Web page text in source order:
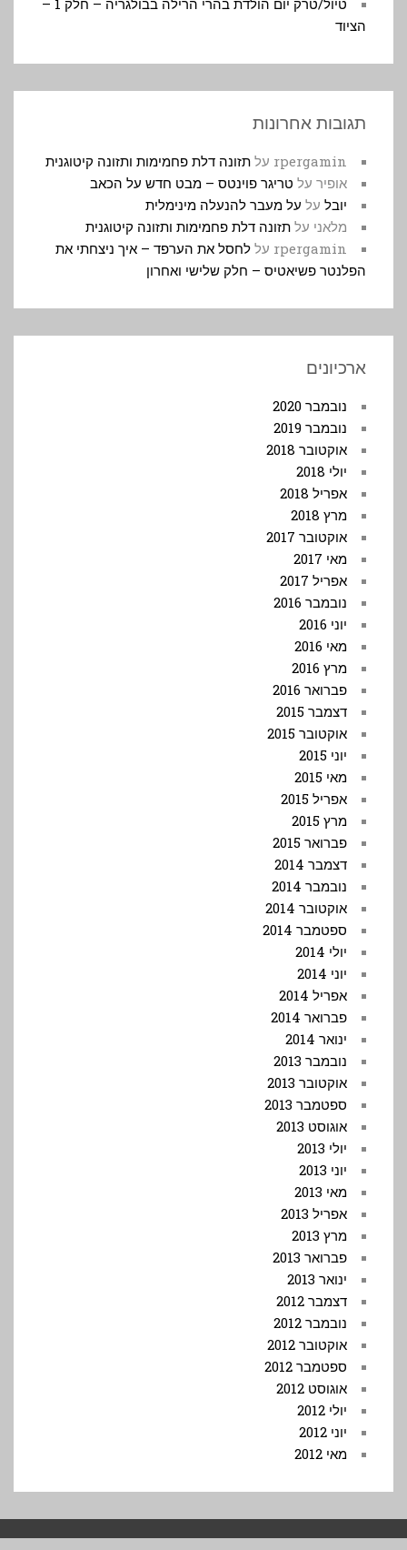
הציוד
תגובות אחרונות
rpergamin על תזונה דלת פחמימות ותזונה קיטוגנית
אופיר על טריגר פוינטס – מבט חדש על הכאב
יובל על על מעבר להנעלה מינימלית
מלאני על תזונה דלת פחמימות ותזונה קיטוגנית
rpergamin על לחסל את הערפד – איך ניצחתי את
הפלנטר פשיאטיס – חלק שלישי ואחרון
ארכיונים
נובמבר 2020
נובמבר 2019
אוקטובר 2018
יולי 2018
אפריל 2018
מרץ 2018
אוקטובר 2017
מאי 2017
אפריל 2017
נובמבר 2016
יוני 2016
מאי 2016
מרץ 2016
פברואר 2016
דצמבר 2015
אוקטובר 2015
יוני 2015
מאי 2015
אפריל 2015
מרץ 2015
פברואר 2015
דצמבר 2014
נובמבר 2014
אוקטובר 2014
ספטמבר 2014
יולי 2014
יוני 2014
אפריל 2014
פברואר 2014
ינואר 2014
נובמבר 2013
אוקטובר 2013
ספטמבר 2013
אוגוסט 2013
יולי 2013
יוני 2013
מאי 2013
אפריל 2013
מרץ 2013
פברואר 2013
ינואר 2013
דצמבר 2012
נובמבר 2012
אוקטובר 2012
ספטמבר 2012
אוגוסט 2012
יולי 2012
יוני 2012
מאי 2012